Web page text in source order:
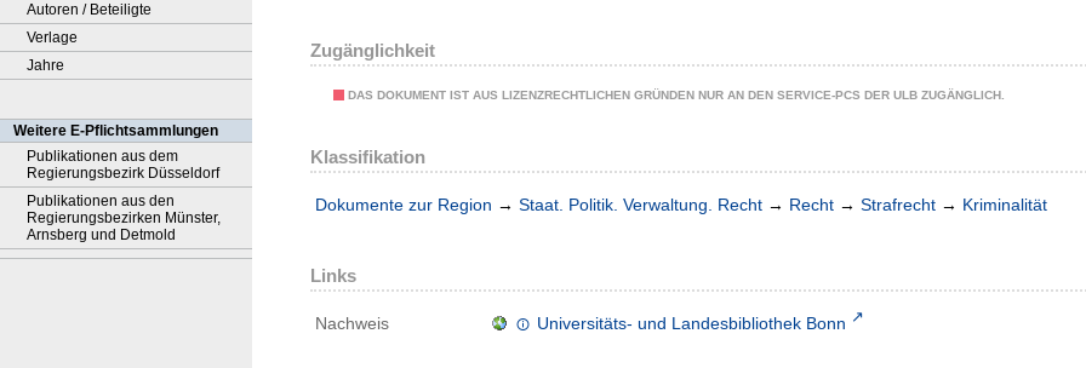
Autoren / Beteiligte
Verlage
Jahre
Weitere E-Pflichtsammlungen
Publikationen aus dem
Regierungsbezirk Düsseldorf
Publikationen aus den
Regierungsbezirken Münster,
Arnsberg und Detmold
Zugänglichkeit
DAS DOKUMENT IST AUS LIZENZRECHTLICHEN GRÜNDEN NUR AN DEN SERVICE-PCS DER ULB ZUGÄNGLICH.
Klassifikation
Dokumente zur Region → Staat. Politik. Verwaltung. Recht → Recht → Strafrecht → Kriminalität
Links
Nachweis Universitäts- und Landesbibliothek Bonn